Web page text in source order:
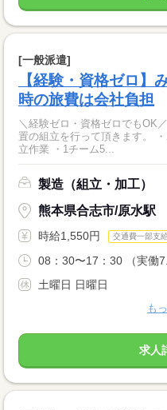
[一般派遣]
【経験・資格ゼロ
時の旅費は会社負担
＼経験ゼロ・資格ゼロでもOK／ 図面を見ながら、 半導体を作る装
置の組立を行って頂きます。 ・ニッパーやドライバーを使用する組
立作業 ・1チーム5...
製造（組立・加工）
熊本県合志市/原水駅
時給1,550円 交通費一部支
08：30〜17：30 （実働
土曜日 日曜日
も
求人